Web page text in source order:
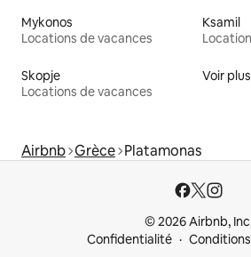
Mykonos
Locations de vacances
Ksamil
Skopje
Locations de vacances
Voir
Airbnb Grèce Platamonas
© 2026 Airbnb,
Confidentialité